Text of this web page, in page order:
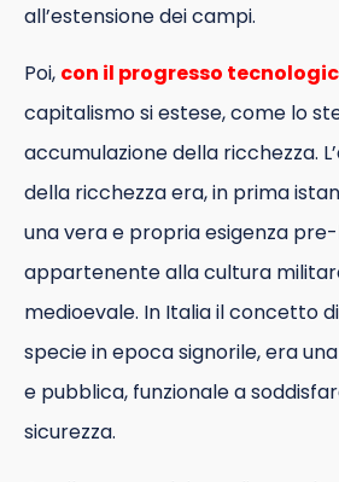
all’estensione dei campi.
Poi, con il progresso
capitalismo si estese, come lo
accumulazione della ricchezza.
della ricchezza era, in prima
una vera e propria esigenza
appartenente alla cultura
medioevale. In Italia il concetto
specie in epoca signorile, era
e pubblica, funzionale a
sicurezza.